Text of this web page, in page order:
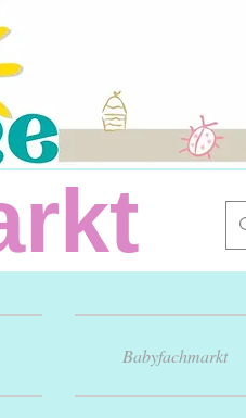
Babyfachmarkt